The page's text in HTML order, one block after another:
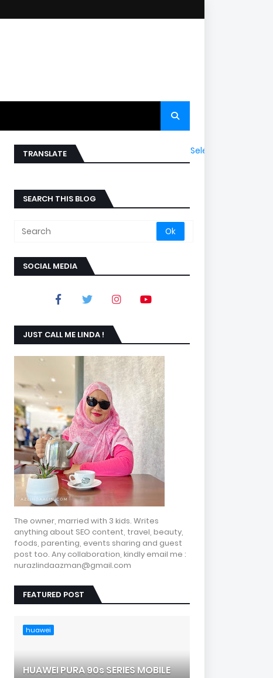
TRANSLATE Select Language
SEARCH THIS BLOG
SOCIAL MEDIA
JUST CALL ME LINDA !
The owner, married with 3 kids. Writes
anything about SEO content, travel, beauty,
foods, parenting, events sharing and guest
post too. Any collaboration, kindly email me :
nurazlindaazman@gmail.com
FEATURED POST
huawei
HUAWEI PURA 90s SERIES MOBILE